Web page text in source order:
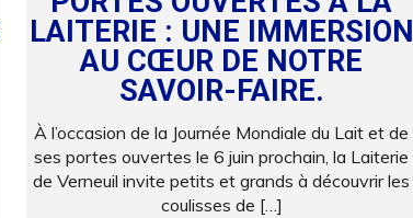
LAITERIE : UNE IMMERSION
AU CŒUR DE NOTRE
SAVOIR-FAIRE.
À l’occasion de la Journée Mondiale du Lait et de
ses portes ouvertes le 6 juin prochain, la Laiterie
de Verneuil invite petits et grands à découvrir les
coulisses de […]